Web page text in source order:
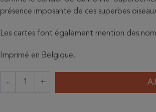
présence imposante de ces superbes
Les cartes font également mention des
Imprimé en Belgique.
- +